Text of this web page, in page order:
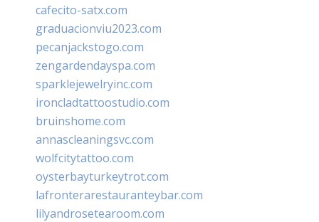
cafecito-satx.com
graduacionviu2023.com
pecanjackstogo.com
zengardendayspa.com
sparklejewelryinc.com
ironcladtattoostudio.com
bruinshome.com
annascleaningsvc.com
wolfcitytattoo.com
oysterbayturkeytrot.com
lafronterarestauranteybar.com
lilyandrosetearoom.com